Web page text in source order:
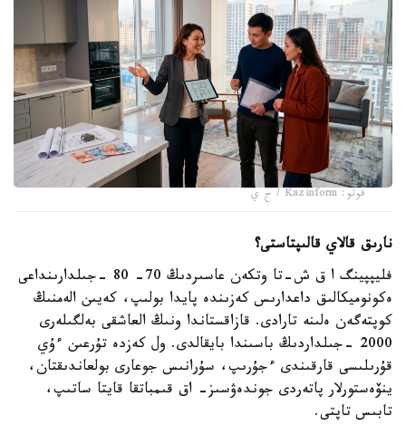
فوتو: Kazinform / ج ي
نارىق قالاي قالىپتاستى؟
فليپپينگ ا ق ش-تا وتكەن عاسىردىڭ 70- 80 -جىلدارىنداعى
ەكونوميكالىق داعدارىس كەزىندە پايدا بولىپ، كەيىن الەمنىڭ
كوپتەگەن ەلىنە تارادى. قازاقستاندا ونىڭ العاشقى بەلگىلەرى
2000 -جىلداردىڭ باسىندا بايقالدى. ول كەزدە تۇرعىن ءۇي
قۇرىلىسى قارقىندى ءجۇرىپ، سۇرانىس جوعارى بولعاندىقتان،
ينۆەستورلار پاتەردى جوندەۋسىز- اق قىمباتقا قايتا ساتىپ،
تابىس تاپتى.